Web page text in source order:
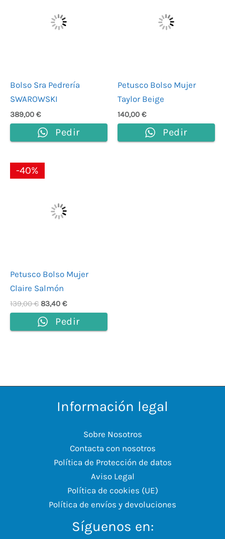
Bolso Sra Pedrería
SWAROWSKI
389,00 €
Pedir
Petusco Bolso Mujer
Taylor Beige
140,00 €
Pedir
-40%
Petusco Bolso Mujer
Claire Salmón
139,00€
139,00 €.
83,40 €
Pedir
Información legal
Sobre Nosotros
Contacta con nosotros
Política de Protección de datos
Aviso Legal
Política de cookies (UE)
Política de envíos y devoluciones
Síguenos en: